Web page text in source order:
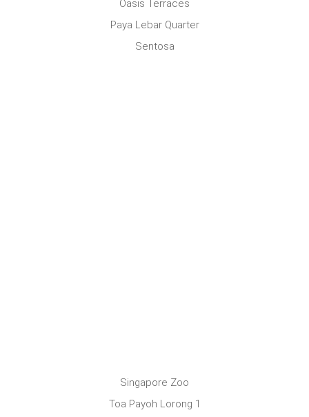
Oasis Terraces
Paya Lebar Quarter
Sentosa
Singapore Zoo
Toa Payoh Lorong 1